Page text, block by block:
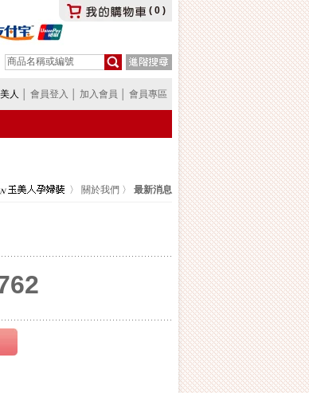
( 0 )
人 會員登入 加入會員 會員專區
〉 關於我們 〉 最新消息